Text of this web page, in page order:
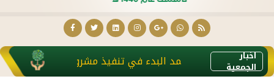
اخبار
الجمعية
تم ولله الحمد البدء في تنفيذ مشروع كفالة الأرامل